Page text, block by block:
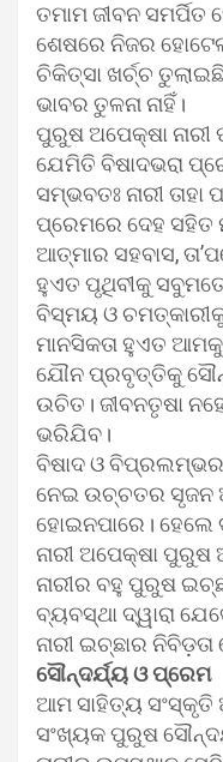
ତମାମ ଜୀବନ
ଶେଷରେ ନିଜର
ଚିକିତ୍ସା ଖର୍ଚ୍ଚ
ଭାବର ତୁଳନା ନାହିଁ।
ପୁରୁଷ ଅପେକ୍ଷା
ଯେମିତି ବିଷାଦଭରା
ସମ୍ଭବତଃ ନାରୀ ତାହା
ପ୍ରେମରେ ଦେହ
ଆତ୍ମାର ସହବାସ,
ହୁଏତ ପୃଥିବୀକୁ
ବିସ୍ମୟ ଓ ଚମତ୍କାରୀକୁ
ମାନସିକତା ହୁଏତ
ଯୌନ ପ୍ରବୃତ୍ତିକୁ
ଉଚିତ। ଜୀବନତୃଷା
ଭରିଯିବ।
ବିଷାଦ ଓ
ନେଇ ଉଚ୍ଚତର ସୃଜନ
ହୋଇନପାରେ। ହେଲେ
ନାରୀ ଅପେକ୍ଷା
ନାରୀର ବହୁ ପୁରୁଷ
ବ୍ୟବସ୍ଥା ଦ୍ୱାରା
ନାରୀ ଇଚ୍ଛାର
ସୌନ୍ଦର୍ଯ୍ୟ ଓ ପ୍ରେମ
ଆମ ସାହିତ୍ୟ
ସଂଖ୍ୟକ ପୁରୁଷ